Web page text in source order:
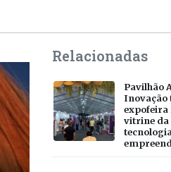
Relacionadas
Pavilhão
expofeira
vitrine da